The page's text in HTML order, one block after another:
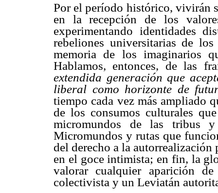
Por el período histórico, vivirán
en la recepción de los
experimentando identidades
rebeliones universitarias de
memoria de los imaginarios
Hablamos, entonces, de las
extendida generación que
liberal como horizonte de
tiempo cada vez más ampliado
de los consumos culturales
micromundos de las tribus
Micromundos y rutas que
del derecho a la
en el goce intimista; en fin, la
valorar cualquier aparición
colectivista y un Leviatán